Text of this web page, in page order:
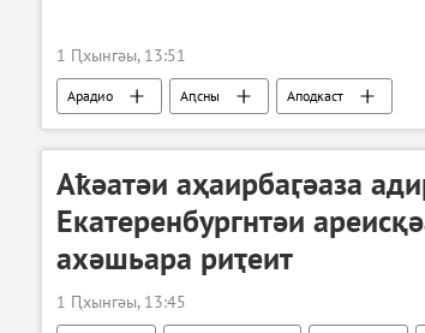
1 Ԥхынгәы, 13:51
Арадио Аԥсны Аподкаст
Аҟәатәи аҳаирбаӷәаза
Екатеренбургнтәи
ахәшьара риҭеит
1 Ԥхынгәы, 13:45